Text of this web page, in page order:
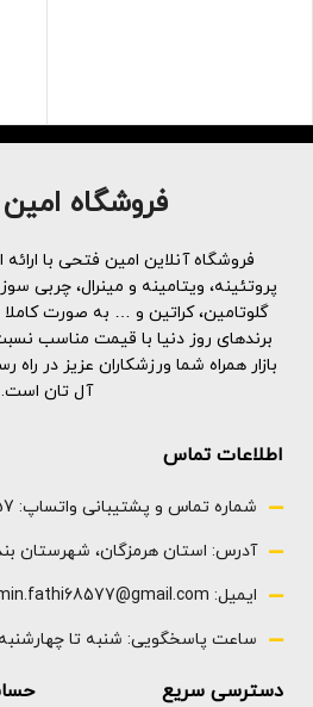
فروشگاه
فروشگاه آنلاین امین فتحی با
پروتئینه، ویتامینه و مینرال، چربی
گلوتامین، کراتین و … به صورت کاملا
برندهای روز دنیا با قیمت مناسب
بازار همراه شما ورزشکاران عزیز در
آل تان است.
اطلاعات تماس
شماره تماس و پشتیبانی واتساپ: 09381886857
آدرس: استان هرمزگان، شهرستان
ایمیل: amin.fathi68577@gmail.com
ساعت پاسخگویی: شنبه تا چهارشنبه 8 صبح تا 8 شب
دسترسی سریع